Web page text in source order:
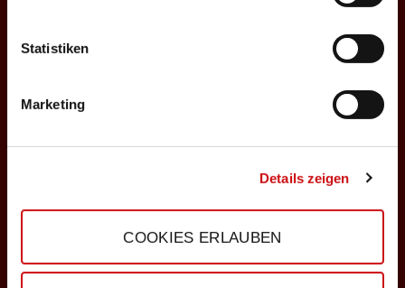
Statistiken
Marketing
Details zeigen
COOKIES ERLAUBEN
25.10.2026
Einlass: 16:30
28.10.2026